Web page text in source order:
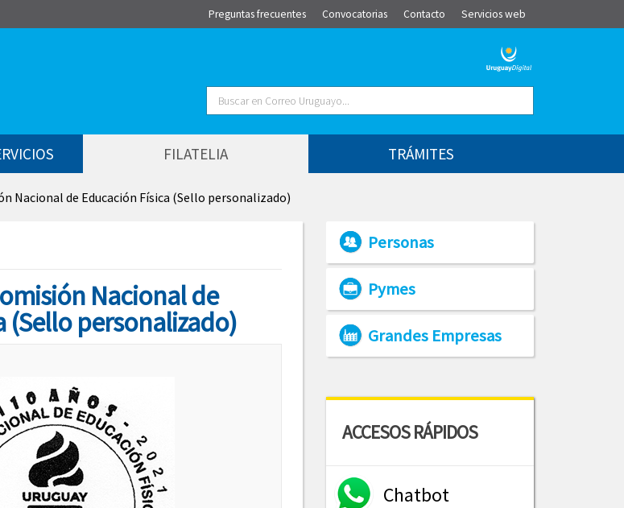
Preguntas frecuentes Convocatorias Contacto Servicios web
Buscar
FILATELIA TRÁMITES
Nacional de Educación Física (Sello personalizado)
Nacional de
(Sello personalizado)
Personas
Pymes
Grandes Empresas
ACCESOS RÁPIDOS
Chatbot